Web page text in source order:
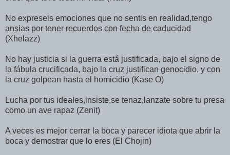
No expreseis emociones que no sentis en realidad,tengo
ansias por tener recuerdos con fecha de caducidad
(Xhelazz)
No hay justicia si la guerra está justificada, bajo el signo de
la fábula crucificada, bajo la cruz justifican genocidio, y con
la cruz golpean hasta el homicidio (Kase O)
Lucha por tus ideales,insiste,se tenaz,lanzate sobre tu presa
como un ave rapaz (Zenit)
A veces es mejor cerrar la boca y parecer idiota que abrir la
boca y demostrar que lo eres (El Chojin)